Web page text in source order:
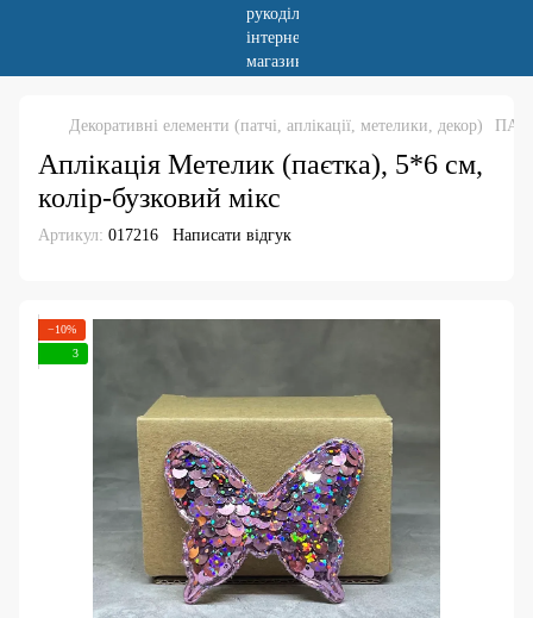
Декоративні елементи (патчі, аплікації, метелики, декор)
Аплікація Метелик (паєтка), 5*6 см,
колір-бузковий мікс
Артикул: 017216 Написати відгук
−10%
3